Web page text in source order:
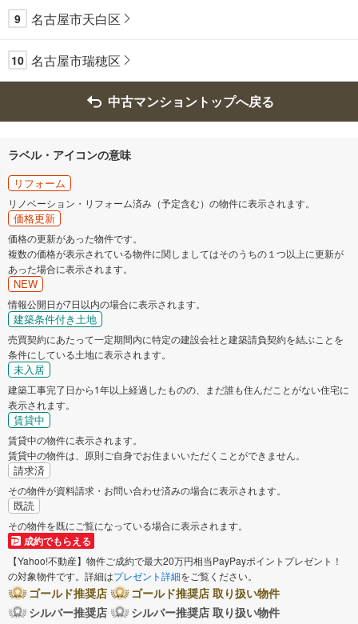
9 名古屋市天白区
10 名古屋市瑞穂区
中古マンショントップへ戻る
ラベル・アイコンの意味
リフォーム
リノベーション・リフォーム済み（予定含む）の物件に表示されます。
価格更新
価格の更新があった物件です。
複数の価格が表示されている物件に関しましてはそのうちの１つ以上に更新が
あった場合に表示されます。
NEW
情報公開日が7日以内の場合に表示されます。
建築条件付き土地
売買契約にあたって一定期間内に特定の建設会社と建築請負契約を結ぶことを
条件にしている土地に表示されます。
未入居
建築工事完了日から1年以上経過したものの、まだ誰も住んだことがない住宅に
表示されます。
賃貸中
賃貸中の物件に表示されます。
賃貸中の物件は、原則ご自身でお住まいいただくことができません。
請求済
その物件が資料請求・お問い合わせ済みの場合に表示されます。
既読
その物件を既にご覧になっている場合に表示されます。
成約でもらえる
【Yahoo!不動産】物件ご成約で最大20万円相当PayPayポイントプレゼント！
の対象物件です。詳細はプレゼント詳細をご覧ください。
ゴールド推奨店
ゴールド推奨店 取り扱い物件
シルバー推奨店
シルバー推奨店 取り扱い物件